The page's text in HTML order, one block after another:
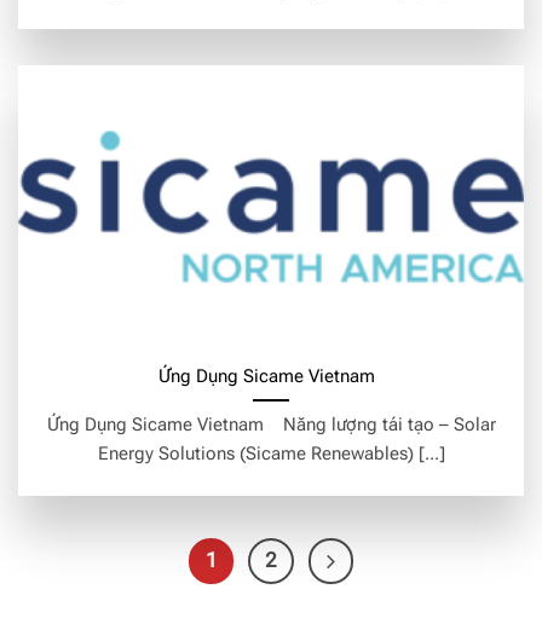
Ứng Dụng Sicame Vietnam
Ứng Dụng Sicame Vietnam Năng lượng tái tạo – Solar
Energy Solutions (Sicame Renewables) [...]
1 2